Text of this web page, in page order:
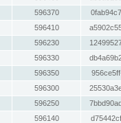
596370
596410
596230
596330
596350
596300
596250
596140